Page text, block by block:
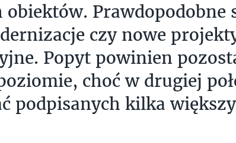
Prawdopodobne
czy nowe
Popyt powinien
choć w drugiej
podpisanych kilka